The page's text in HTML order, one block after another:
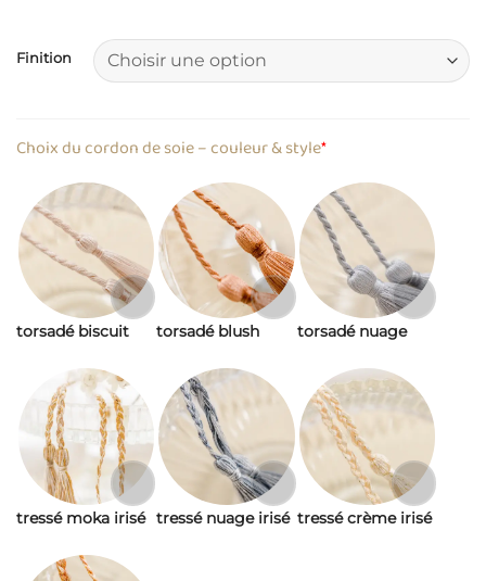
Finition
*
Choix du cordon de soie – couleur & style
torsadé biscuit torsadé blush torsadé nuage
tressé moka irisé tressé nuage irisé tressé crème irisé